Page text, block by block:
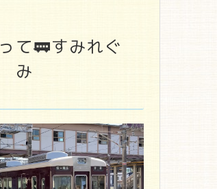
て🚃すみれぐ
み